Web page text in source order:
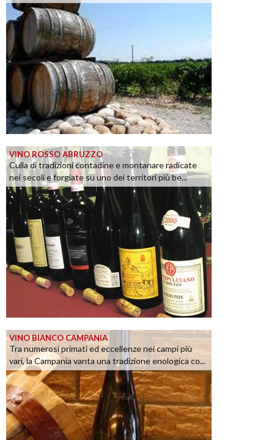
VINO ROSSO ABRUZZO
Culla di tradizioni contadine e montanare radicate
nei secoli e forgiate su uno dei territori più be...
VINO BIANCO CAMPANIA
Tra numerosi primati ed eccellenze nei campi più
vari, la Campania vanta una tradizione enologica co...